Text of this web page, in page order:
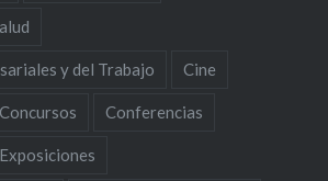
y del Trabajo Cine
Concursos Conferencias
Exposiciones